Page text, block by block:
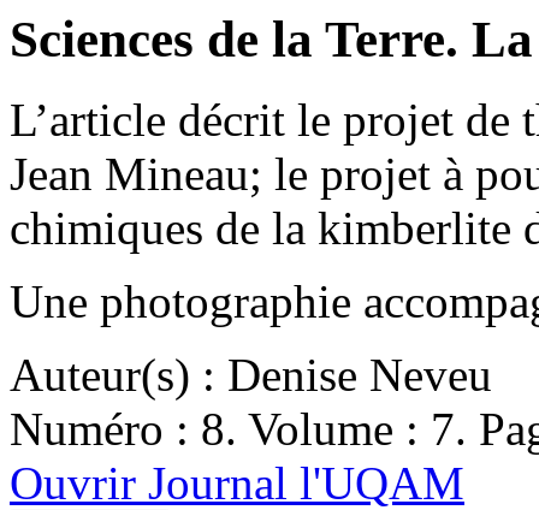
Sciences de la Terre.
L’article décrit le projet de
Jean Mineau; le projet à
chimiques de la kimberlite
Une photographie
Auteur(s) : Denise Neveu
Numéro : 8. Volume : 7.
Ouvrir Journal l'UQAM